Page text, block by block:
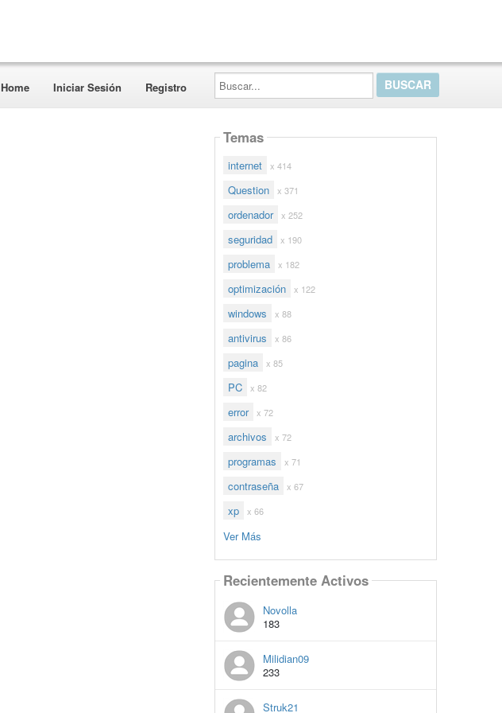
Home Iniciar Sesión Registro
Buscar...
Temas
internet x 414
Question x 371
ordenador x 252
seguridad x 190
problema x 182
optimización x 122
windows x 88
antivirus x 86
pagina x 85
PC x 82
error x 72
archivos x 72
programas x 71
contraseña x 67
xp x 66
Ver Más
Recientemente Activos
Novolla
183
Milidian09
233
Struk21